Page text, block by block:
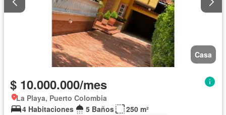
Casa
$ 10.000.000/mes
La Playa, Puerto Colombia
4 Habitaciones
5 Baños
250 m²